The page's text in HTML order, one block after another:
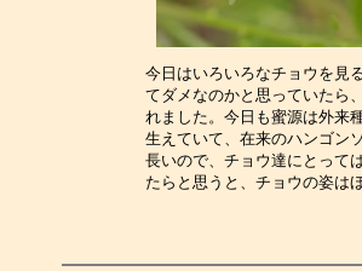
今日はいろいろなチョウを見
てダメなのかと思っていたら
れました。今日も蜜源は外来
生えていて、在来のハンゴン
長いので、チョウ達にとって
たらと思うと、チョウの姿